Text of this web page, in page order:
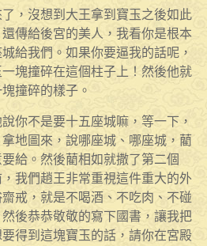
，沒想到大王拿到寶玉之後如此
傳給後宮的美人，我看你是根本
給我們。如果你要逼我的話呢，
塊撞碎在這個柱子上！然後他就
撞碎的樣子。
你不是要十五座城嘛，等一下，
地圖來，說哪座城、哪座城，藺
給。然後藺相如就撒了第二個
我們趙王非常重視這件重大的外
戒，就是不喝酒、不吃肉、不碰
後恭恭敬敬的寫下國書，讓我把
得到這塊寶玉的話，請你在宮殿